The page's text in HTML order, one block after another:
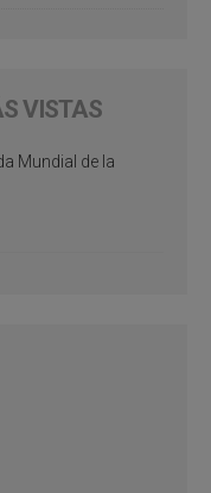
VISTAS
Mundial de la